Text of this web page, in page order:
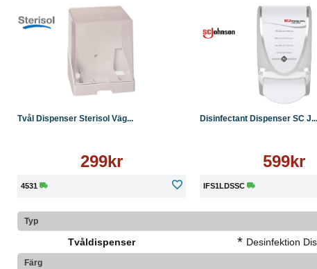
Tvål Dispenser Sterisol Väg...
299kr
4531
Disinfectant Dispenser SC J...
599kr
IFS1LDSSC
Typ
Tvåldispenser * Desinfektion
Färg